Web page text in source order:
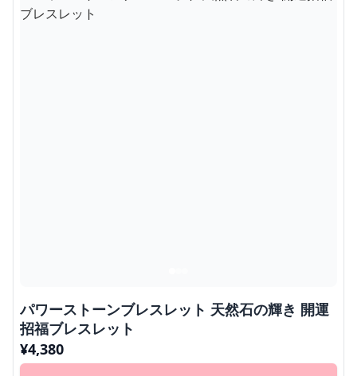
パワーストーンブレスレット 天然石の輝き 開運
招福ブレスレット
¥4,380